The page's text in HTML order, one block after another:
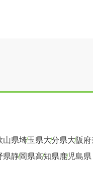
山県埼玉県大分県大阪府
県静岡県高知県鹿児島県